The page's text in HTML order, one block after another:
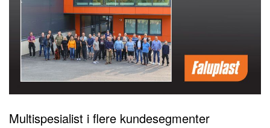
Multispesialist i flere kundesegmenter